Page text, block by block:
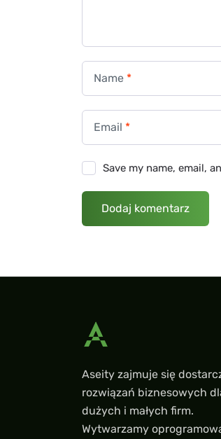
Name *
Email *
Save my name, email,
Aseity zajmuje się
rozwiązań biznesowych
dużych i małych firm.
Wytwarzamy